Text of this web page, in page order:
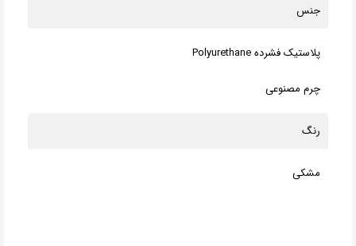
جنس
پلاستیک فشرده Polyurethane
چرم مصنوعی
رنگ
مشکی